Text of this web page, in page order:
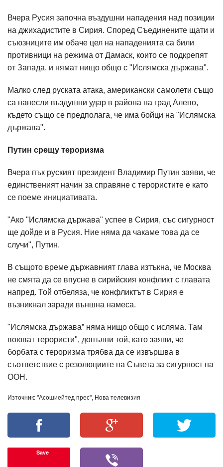
Вчера Русия започна въздушни нападения над позиции
на джихадистите в Сирия. Според Съединените щати и
съюзниците им обаче цел на нападенията са били
противници на режима от Дамаск, които се подкрепят
от Запада, и нямат нищо общо с "Ислямска държава".
Малко след руската атака, американски самолети също
са нанесли въздушни удар в района на град Алепо,
където също се предполага, че има бойци на "Ислямска
държава".
Путин срещу тероризма
Вчера пък руският президент Владимир Путин заяви, че
единственият начин за справяне с терористите е като
се поеме инициативата.
"Ако "Ислямска държава" успее в Сирия, със сигурност
ще дойде и в Русия. Ние няма да чакаме това да се
случи", Путин.
В същото време държавният глава изтъкна, че Москва
не смята да се впусне в сирийския конфликт с главата
напред. Той отбеляза, че конфликтът в Сирия е
възникнал заради външна намеса.
"Ислямска държава” няма нищо общо с исляма. Там
воюват терористи", допълни той, като заяви, че
борбата с тероризма трябва да се извършва в
съответствие с резолюциите на Съвета за сигурност на
ООН.
Източник: "Асошиейтед прес", Нова телевизия
Save